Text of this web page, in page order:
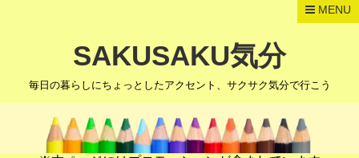
MENU
SAKUSAKU気分
毎日の暮らしにちょっとしたアクセント、サクサク気分で行こう